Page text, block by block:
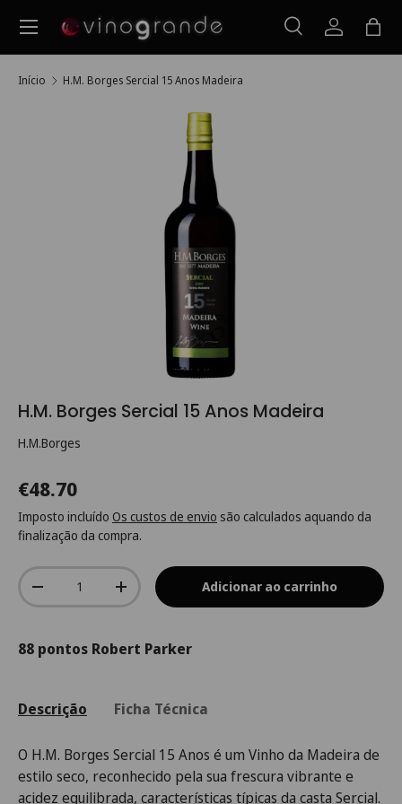
Ir para o conteúdo
Pesquisar
PesquisarIniciarSaco
Menu
Início H.M. Borges Sercial 15 Anos Madeira
H.M. Borges Sercial 15 Anos Madeira
H.M.Borges
€48.70
Imposto incluído Os custos de envio são calculados aquando da
finalização da compra.
Qtd.
-
+ Adicionar ao carrinho
88 pontos Robert Parker
Descrição Ficha Técnica
O H.M. Borges Sercial 15 Anos é um Vinho da Madeira de
estilo seco, reconhecido pela sua frescura vibrante e
acidez equilibrada, características típicas da casta Sercial.